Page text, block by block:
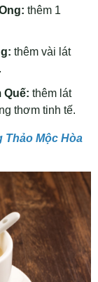
thêm 1
thêm vài lát
Quế: thêm lát
thơm tinh tế.
Thảo Mộc Hòa